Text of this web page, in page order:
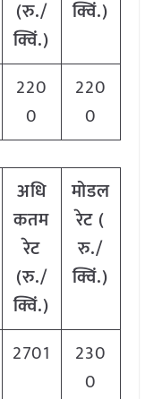
(रु./
क्विं.)
क्विं.)
220
0
220
0
अधि
कतम
रेट
(रु./
क्विं.)
मोडल
रेट (
रु./
क्विं.)
2701
230
0